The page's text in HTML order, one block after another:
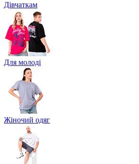
Дівчаткам
Для молоді
Жіночий одяг